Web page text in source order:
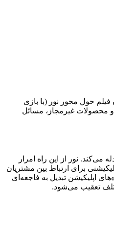
فیلم حول محور نور (با بازی
محصولات غیرمجاز، مسائل
نور از این راه امرار
برای ارتباط بین مشتریان
اپلیکیشن تبدیل به فاجعه‌ای
تعقیب می‌شود.